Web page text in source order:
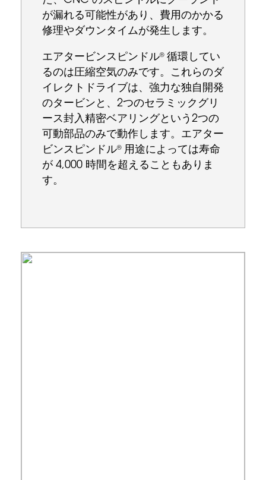
が漏れる可能性があり、費用のかかる
修理やダウンタイムが発生します。
エアタービンスピンドル®循環してい
るのは圧縮空気のみです。これらのダ
イレクトドライブは、強力な独自開発
のタービンと、2つのセラミックグリ
ース封入精密ベアリングという2つの
可動部品のみで動作します。エアター
ビンスピンドル®用途によっては寿命
が 4,000 時間を超えることもありま
す。